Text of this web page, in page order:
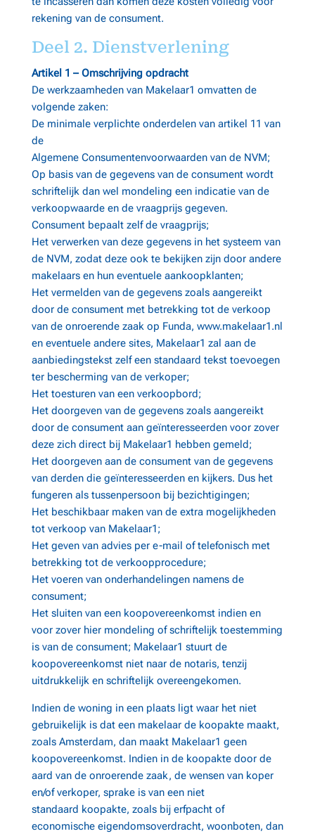
rekening van de consument.
Deel 2. Dienstverlening
Artikel 1 – Omschrijving opdracht
De werkzaamheden van Makelaar1 omvatten de
volgende zaken:
De minimale verplichte onderdelen van artikel 11 van
de
Algemene Consumentenvoorwaarden van de NVM;
Op basis van de gegevens van de consument wordt
schriftelijk dan wel mondeling een indicatie van de
verkoopwaarde en de vraagprijs gegeven.
Consument bepaalt zelf de vraagprijs;
Het verwerken van deze gegevens in het systeem van
de NVM, zodat deze ook te bekijken zijn door andere
makelaars en hun eventuele aankoopklanten;
Het vermelden van de gegevens zoals aangereikt
door de consument met betrekking tot de verkoop
van de onroerende zaak op Funda, www.makelaar1.nl
en eventuele andere sites, Makelaar1 zal aan de
aanbiedingstekst zelf een standaard tekst toevoegen
ter bescherming van de verkoper;
Het toesturen van een verkoopbord;
Het doorgeven van de gegevens zoals aangereikt
door de consument aan geïnteresseerden voor zover
deze zich direct bij Makelaar1 hebben gemeld;
Het doorgeven aan de consument van de gegevens
van derden die geïnteresseerden en kijkers. Dus het
fungeren als tussenpersoon bij bezichtigingen;
Het beschikbaar maken van de extra mogelijkheden
tot verkoop van Makelaar1;
Het geven van advies per e-mail of telefonisch met
betrekking tot de verkoopprocedure;
Het voeren van onderhandelingen namens de
consument;
Het sluiten van een koopovereenkomst indien en
voor zover hier mondeling of schriftelijk toestemming
is van de consument; Makelaar1 stuurt de
koopovereenkomst niet naar de notaris, tenzij
uitdrukkelijk en schriftelijk overeengekomen.
Indien de woning in een plaats ligt waar het niet
gebruikelijk is dat een makelaar de koopakte maakt,
zoals Amsterdam, dan maakt Makelaar1 geen
koopovereenkomst. Indien in de koopakte door de
aard van de onroerende zaak, de wensen van koper
en/of verkoper, sprake is van een niet
standaard koopakte, zoals bij erfpacht of
economische eigendomsoverdracht, woonboten, dan